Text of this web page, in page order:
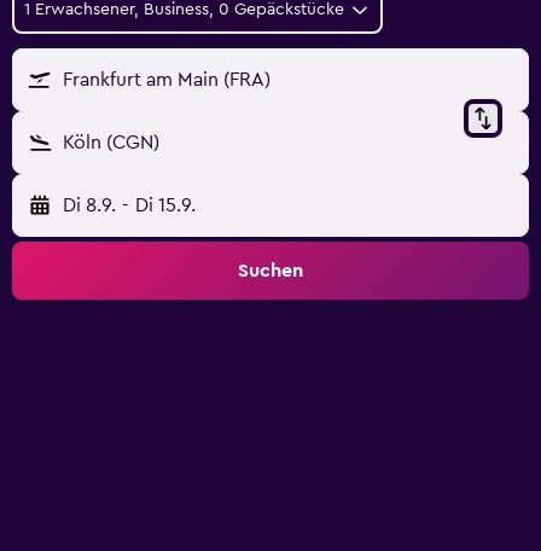
1 Erwachsener, Business, 0 Gepäckstücke
Frankfurt am Main (FRA)
Köln (CGN)
Di 8.9. - Di 15.9.
Suchen